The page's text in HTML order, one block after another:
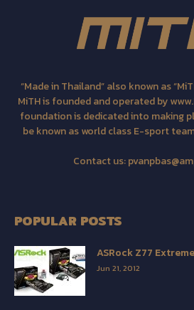
“Made in Thailand” also known as
MiTH is founded and operated by
foundation is dedicated into making
be known as world class E-sport
Contact us:
POPULAR POSTS
ASRock Z77
Jun 21, 2012